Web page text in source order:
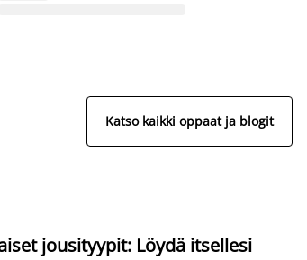
Katso kaikki oppaat ja blogit
jousityypit: Löydä itsellesi